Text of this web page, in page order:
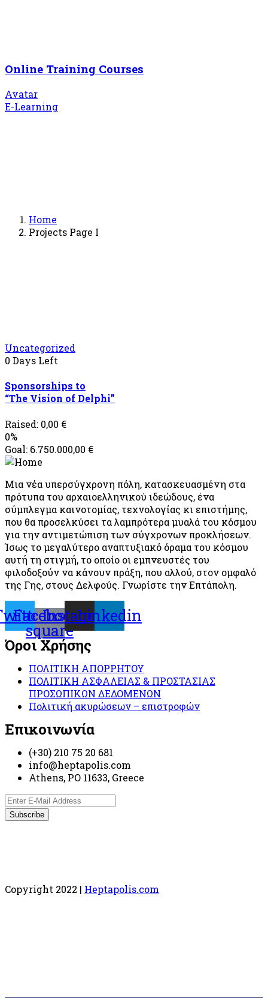
Online Training Courses
Avatar
E-Learning
Home
Projects Page I
Uncategorized
0 Days Left
Sponsorships to
“The Vision of Delphi”
Raised: 0,00 €
0%
Goal: 6.750.000,00 €
Μια νέα υπερσύγχρονη πόλη, κατασκευασμένη στα
πρότυπα του αρχαιοελληνικού ιδεώδους, ένα
σύμπλεγμα καινοτομίας, τεχνολογίας κι επιστήμης,
που θα προσελκύσει τα λαμπρότερα μυαλά του κόσμου
για την αντιμετώπιση των σύγχρονων προκλήσεων.
Ίσως το μεγαλύτερο αναπτυξιακό όραμα του κόσμου
αυτή τη στιγμή, το οποίο οι εμπνευστές του
φιλοδοξούν να κάνουν πράξη, που αλλού, στον ομφαλό
της Γης, στους Δελφούς. Γνωρίστε την Επτάπολη.
Facebook-
square
Instagram
Linkedin
Όροι Χρήσης
ΠΟΛΙΤΙΚΗ ΑΠΟΡΡΗΤΟΥ
ΠΟΛΙΤΙΚΗ ΑΣΦΑΛΕΙΑΣ & ΠΡΟΣΤΑΣΙΑΣ
ΠΡΟΣΩΠΙΚΩΝ ΔΕΔΟΜΕΝΩΝ
Πολιτική ακυρώσεων – επιστροφών
Επικοινωνία
(+30) 210 75 20 681
info@heptapolis.com
Athens, PO 11633, Greece
Copyright 2022 | Heptapolis.com